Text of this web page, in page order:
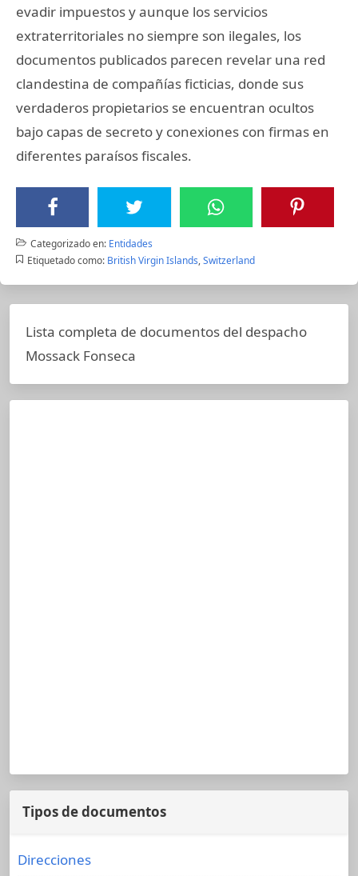
evadir impuestos y aunque los servicios
extraterritoriales no siempre son ilegales, los
documentos publicados parecen revelar una red
clandestina de compañías ficticias, donde sus
verdaderos propietarios se encuentran ocultos
bajo capas de secreto y conexiones con firmas en
diferentes paraísos fiscales.
Categorizado en: Entidades
Etiquetado como: British Virgin Islands,Switzerland
Lista completa de documentos del despacho
Mossack Fonseca
Tipos de documentos
Direcciones